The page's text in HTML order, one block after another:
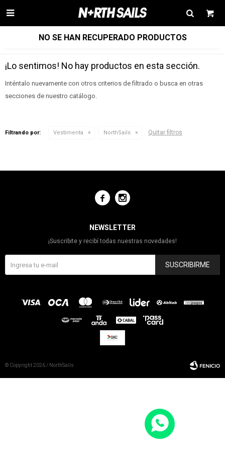

NO SE HAN RECUPERADO PRODUCTOS
¡Lo sentimos! No hay productos en esta sección.
Inténtalo nuevamente con otros criterios de filtrado o busca en otras
secciones de nuestro catálogo.
Filtrando por: Vestimenta NorthSails Quitar filtros
 
NEWSLETTER
¡Suscribite y recibí todas nuestras novedades!
SUSCRIBIRME
© Copyright 2026 / NorthSails